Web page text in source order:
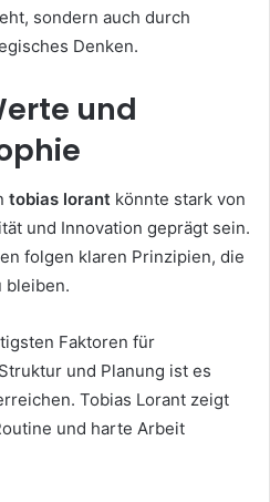
sondern auch durch
Denken.
und
tobias lorant könnte stark von
und Innovation geprägt sein.
folgen klaren Prinzipien, die
bleiben.
Faktoren für
und Planung ist es
Tobias Lorant zeigt
und harte Arbeit